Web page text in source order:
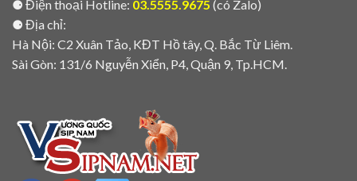
⚈ Điện thoại Hotline: 03.5555.9675 (có Zalo)
⚈ Địa chỉ:
Hà Nội: C2 Xuân Tảo, KĐT Hồ tây, Q. Bắc Từ Liêm.
Sài Gòn: 131/6 Nguyễn Xiển, P4, Quận 9, Tp.HCM.